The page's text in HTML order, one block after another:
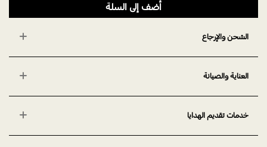
أضف إلى السلة
الشحن والإرجاع
العناية والصيانة
خدمات تقديم الهدايا